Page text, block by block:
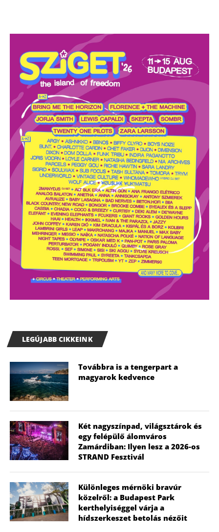
LEGÚJABB CIKKEINK
Továbbra is a tengerpart a
magyarok kedvence
Két nagyszínpad, világsztárok és
egy felépülő álomváros
Zamárdiban: Ilyen lesz a 2026-os
STRAND Fesztivál
Különleges mérnöki bravúr
közelről: a Budapest Park
kerthelyiséggel várja a
hídszerkeszet betolás nézőit